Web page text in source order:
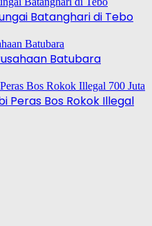
Batanghari di Tebo
Batubara
Peras Bos Rokok Illegal